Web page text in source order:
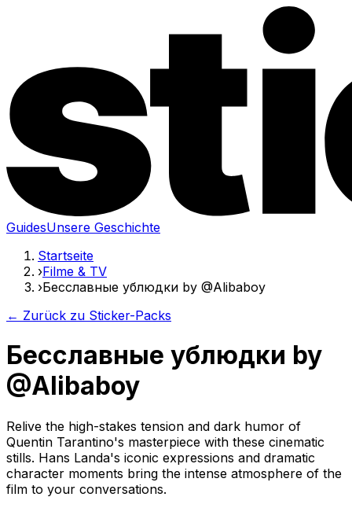
GuidesUnsere Geschichte
Startseite
›Filme & TV
›Бесславные ублюдки by @Alibaboy
← Zurück zu Sticker-Packs
Бесславные ублюдки by
@Alibaboy
Relive the high-stakes tension and dark humor of
Quentin Tarantino's masterpiece with these cinematic
stills. Hans Landa's iconic expressions and dramatic
character moments bring the intense atmosphere of the
film to your conversations.